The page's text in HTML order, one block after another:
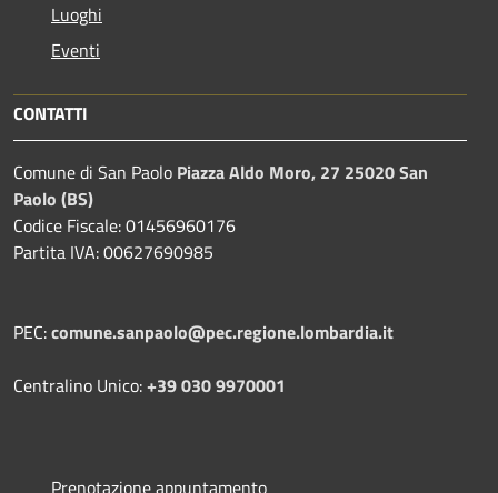
Luoghi
Eventi
CONTATTI
Comune di San Paolo Piazza Aldo Moro, 27 25020 San
Paolo (BS)
Codice Fiscale: 01456960176
Partita IVA: 00627690985
PEC:comune.sanpaolo@pec.regione.lombardia.it
Centralino Unico:+39 030 9970001